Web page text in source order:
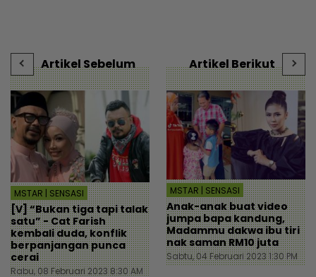
Artikel Sebelum
MSTAR | SENSASI
[V] “Bukan tiga tapi talak
satu” - Cat Farish
kembali duda, konflik
berpanjangan punca
cerai
Rabu, 08 Februari 2023 8:30 AM
Artikel Berikut
MSTAR | SENSASI
Anak-anak buat video
jumpa bapa kandung,
Madammu dakwa ibu tiri
nak saman RM10 juta
Sabtu, 04 Februari 2023 1:30 PM